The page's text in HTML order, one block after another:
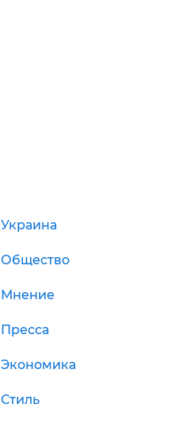
Украина
Общество
Мнение
Пресса
Экономика
Стиль